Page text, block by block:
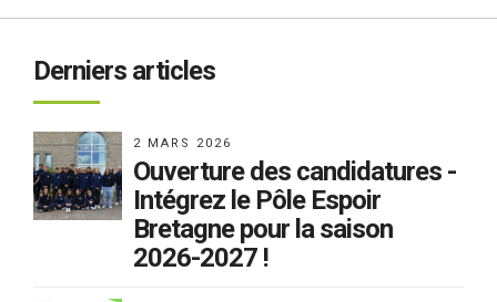
Derniers articles
2 MARS 2026
Ouverture des candidatures -
Intégrez le Pôle Espoir
Bretagne pour la saison
2026-2027 !